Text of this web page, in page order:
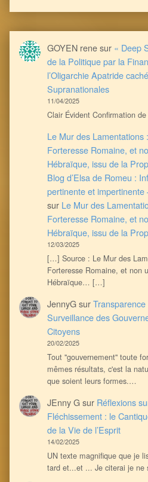
GOYEN renesur « Deep
de la Politique par la
l’Oligarchie Apatride
Supranationales
11/04/2025
Clair Évident Confirmation
Le Mur des Lamentations
Forteresse Romaine, et
Hébraïque, issu de la
Blog d’Elsa de Romeu :
pertinente et
sur Le Mur des
Forteresse Romaine, et
Hébraïque, issu de la
12/03/2025
[…] Source : Le Mur des
Forteresse Romaine, et non
Hébraïque… […]
JennyGsurTransparence
Surveillance des
Citoyens
20/02/2025
Tout ''gouvernement'' toute
mêmes résultats, c'est la
que soient leurs formes.…
JEnny Gsur Réflexions
Fléchissement : le
de la Vie de l’Esprit
14/02/2025
UN texte magnifique que je
tard et...et ... Je citerai je